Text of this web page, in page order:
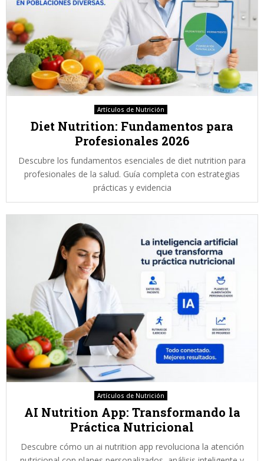
Artículos de Nutrición
Diet Nutrition: Fundamentos para
Profesionales 2026
Descubre los fundamentos esenciales de diet nutrition para
profesionales de la salud. Guía completa con estrategias
prácticas y evidencia
Artículos de Nutrición
AI Nutrition App: Transformando la
Práctica Nutricional
Descubre cómo un ai nutrition app revoluciona la atención